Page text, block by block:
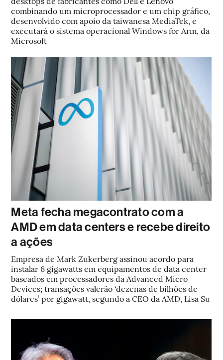
combinando um microprocessador e um chip gráfico,
desenvolvido com apoio da taiwanesa MediaTek, e
executará o sistema operacional Windows for Arm, da
Microsoft
Meta fecha megacontrato com a
AMD em data centers e recebe direito
a ações
Empresa de Mark Zukerberg assinou acordo para
instalar 6 gigawatts em equipamentos de data center
baseados em processadores da Advanced Micro
Devices; transações valerão ‘dezenas de bilhões de
dólares’ por gigawatt, segundo a CEO da AMD, Lisa Su